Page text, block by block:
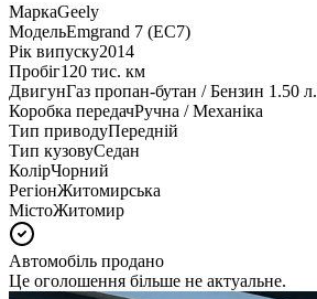
МаркаGeely
МодельEmgrand 7 (EC7)
Рік випуску2014
Пробіг120 тис. км
ДвигунГаз пропан-бутан / Бензин 1.50 л.
Коробка передачРучна / Механіка
Тип приводуПередній
Тип кузовуСедан
КолірЧорний
РегіонЖитомирська
МістоЖитомир
Автомобіль продано
Це оголошення більше не актуальне.